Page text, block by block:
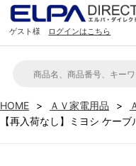
ゲスト様 ログインはこちら
HOME ＡＶ家電用品
【再入荷なし】ミヨシ ケー